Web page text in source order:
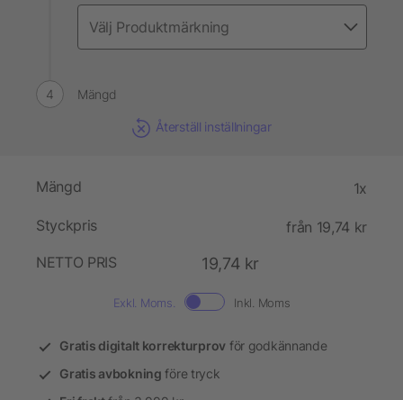
Mängd
Återställ inställningar
Mängd 1x
Styckpris
från 19,74 kr
NETTO PRIS
19,74 kr
Exkl. Moms. Inkl. Moms
Gratis digitalt korrekturprov för godkännande
Gratis avbokning före tryck